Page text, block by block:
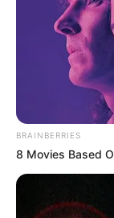
BRAINBERRIES
8 Movies Based